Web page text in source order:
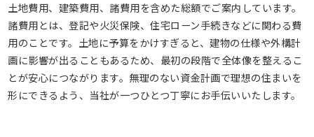
土地費用、建築費用、諸費用を含めた総額でご案内しています。
諸費用とは、登記や火災保険、住宅ローン手続きなどに関わる費
用のことです。土地に予算をかけすぎると、建物の仕様や外構計
画に影響が出ることもあるため、最初の段階で全体像を整えるこ
とが安心につながります。無理のない資金計画で理想の住まいを
形にできるよう、当社が一つひとつ丁寧にお手伝いいたします。